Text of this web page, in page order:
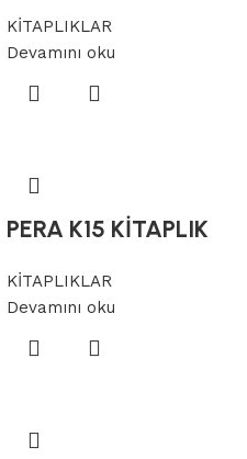
KİTAPLIKLAR
Devamını oku
PERA K15 KİTAPLIK
KİTAPLIKLAR
Devamını oku